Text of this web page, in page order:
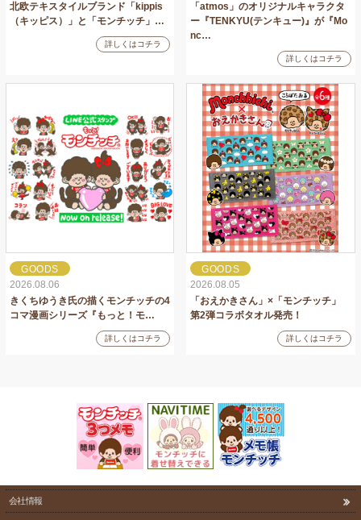
北欧テキスタイルブランド「kippis
（キッピス）」と「モンチッチ」…
詳しくはコチラ
「atmos」のオリジナルキャラクタ
ー『TENKYU(テンキュー)』が『Mo
nc…
詳しくはコチラ
GOODS
2026.08.06
きくちゆうき氏の描くモンチッチの4
コマ漫画シリーズ『もっと！モ…
詳しくはコチラ
GOODS
2026.08.05
「おえかきさん」×「モンチッチ」
第2弾コラボタオル発売！
詳しくはコチラ
会社情報